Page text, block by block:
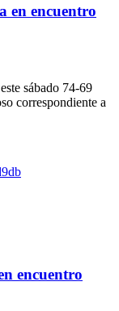
en encuentro
sábado 74-69
correspondiente a
encuentro